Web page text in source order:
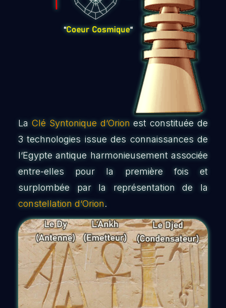
La Clé Syntonique d‘Orion est constituée de
3 technologies issue des connaissances de
l‘Egypte antique harmonieusement associée
entre-elles pour la première fois et
surplombée par la représentation de la
constellation d‘Orion.